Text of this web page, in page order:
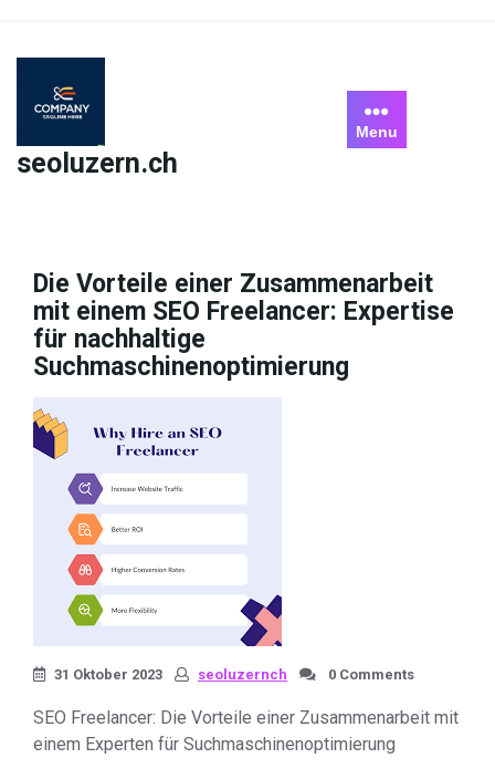
content
seoluzern.ch
Menu
Die Vorteile einer Zusammenarbeit
mit einem SEO Freelancer: Expertise
für nachhaltige
Suchmaschinenoptimierung
31 Oktober 2023 seoluzernch 0 Comments
SEO Freelancer: Die Vorteile einer Zusammenarbeit mit
einem Experten für Suchmaschinenoptimierung